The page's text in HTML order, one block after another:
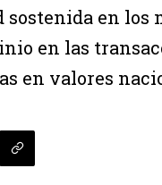
en los
en las
en valores